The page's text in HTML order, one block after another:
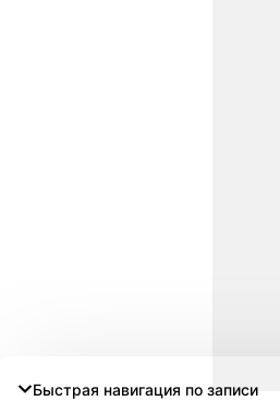
Быстрая навигация по записи